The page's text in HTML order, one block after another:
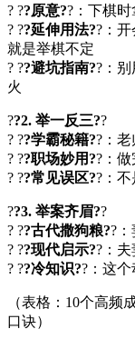
? ??原意??：下棋
? ??延伸用法??：
就是举棋不定
? ??避坑指南??：
火
??2. 举一反三??
? ??学霸秘籍??：
? ??职场妙用??：
? ??常见误区??：不
??3. 举案齐眉??
? ??古代撒狗粮??
? ??现代启示??：
? ??冷知识??：这个
（表格：10个高频
口诀）